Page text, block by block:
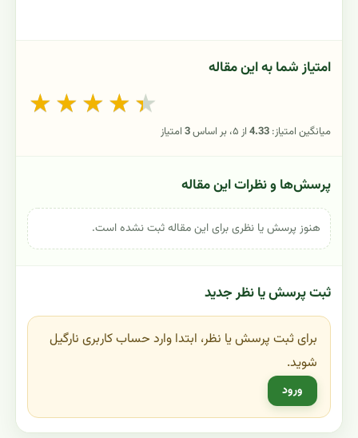
امتیاز شما به این مقاله
★ ★ ★ ★ ★
میانگین امتیاز: 4.33از ۵، بر اساس 3امتیاز
پرسش‌ها و نظرات این مقاله
هنوز پرسش یا نظری برای این مقاله ثبت نشده است.
ثبت پرسش یا نظر جدید
برای ثبت پرسش یا نظر، ابتدا وارد حساب کاربری نارگیل
شوید.
ورود